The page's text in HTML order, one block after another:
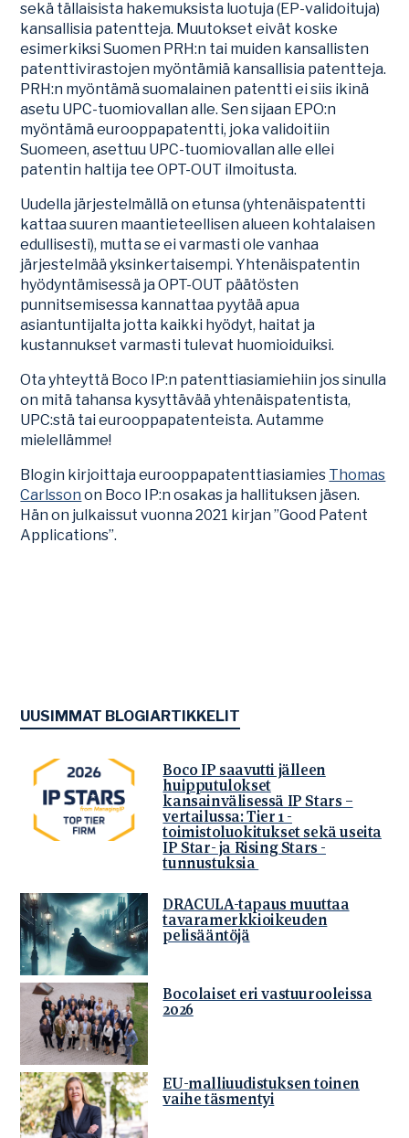
sekä tällaisista hakemuksista luotuja (EP-validoituja)
kansallisia patentteja. Muutokset eivät koske
esimerkiksi Suomen PRH:n tai muiden kansallisten
patenttivirastojen myöntämiä kansallisia patentteja.
PRH:n myöntämä suomalainen patentti ei siis ikinä
asetu UPC-tuomiovallan alle. Sen sijaan EPO:n
myöntämä eurooppapatentti, joka validoitiin
Suomeen, asettuu UPC-tuomiovallan alle ellei
patentin haltija tee OPT-OUT ilmoitusta.
Uudella järjestelmällä on etunsa (yhtenäispatentti
kattaa suuren maantieteellisen alueen kohtalaisen
edullisesti), mutta se ei varmasti ole vanhaa
järjestelmää yksinkertaisempi. Yhtenäispatentin
hyödyntämisessä ja OPT-OUT päätösten
punnitsemisessa kannattaa pyytää apua
asiantuntijalta jotta kaikki hyödyt, haitat ja
kustannukset varmasti tulevat huomioiduiksi.
Ota yhteyttä Boco IP:n patenttiasiamiehiin jos sinulla
on mitä tahansa kysyttävää yhtenäispatentista,
UPC:stä tai eurooppapatenteista. Autamme
mielellämme!
Blogin kirjoittaja eurooppapatenttiasiamies Thomas
Carlsson on Boco IP:n osakas ja hallituksen jäsen.
Hän on julkaissut vuonna 2021 kirjan ”Good Patent
Applications”.
UUSIMMAT BLOGIARTIKKELIT
Boco IP saavutti jälleen
huipputulokset
kansainvälisessä IP Stars –
vertailussa: Tier 1 -
toimistoluokitukset sekä useita
IP Star- ja Rising Stars -
tunnustuksia
DRACULA-tapaus muuttaa
tavaramerkkioikeuden
pelisääntöjä
Bocolaiset eri vastuurooleissa
2026
EU-malliuudistuksen toinen
vaihe täsmentyi